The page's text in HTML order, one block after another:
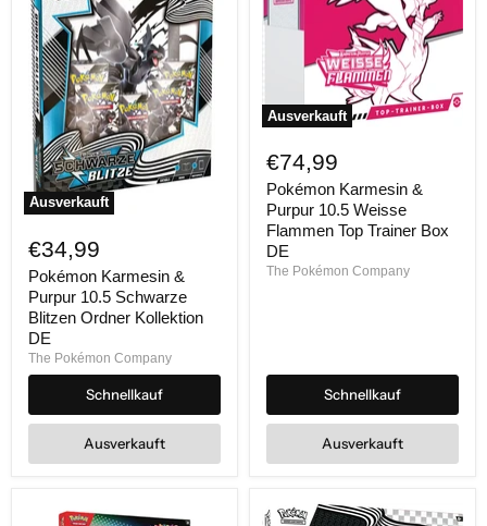
Ausverkauft
Karmesin
&
Purpur
10.5
Schwarze
Blitzen
Ordner
Kollektion
DE
€34,99
Pokémon Karmesin &
Purpur 10.5 Schwarze
Blitzen Ordner Kollektion
DE
The Pokémon Company
Schnellkauf
Ausverkauft
Ausverkauft
Karmesin
&
Purpur
10.5
Weisse
Flammen
Top
Trainer
€74,99
Pokémon Karmesin &
Purpur 10.5 Weisse
Flammen Top Trainer Box
DE
The Pokémon Company
Schnellkauf
Ausverkauft